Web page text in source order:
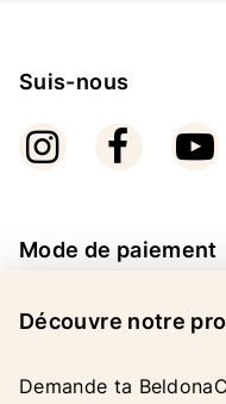
Suis-nous
Mode de paiement
Découvre notre
Demande ta